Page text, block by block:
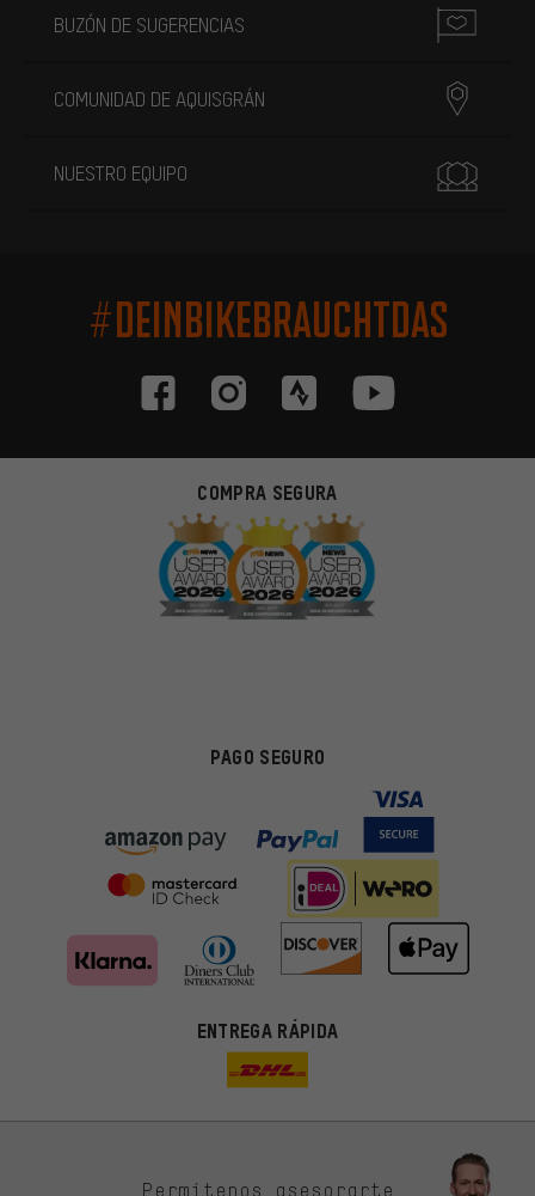
BUZÓN DE SUGERENCIAS
COMUNIDAD DE AQUISGRÁN
NUESTRO EQUIPO
#DEINBIKEBRAUCHTDAS
COMPRA SEGURA
PAGO SEGURO
ENTREGA RÁPIDA
Permítenos asesorarte